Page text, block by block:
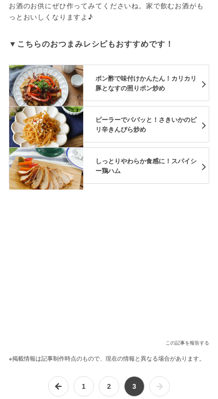
お酒のお供にぜひ作ってみてくださいね。家で飲むお酒がも
っとおいしくなりますよ♪
▼こちらのおつまみレシピもおすすめです！
ポン酢で味付けかんたん！カリカリ
豚となすの照りポン炒め
ピーラーでパパッと！さきいかのピ
リ辛きんぴら炒め
しっとりやわらか食感に！スパイシ
ー鶏ハム
この記事を報告する
※掲載情報は記事制作時点のもので、現在の情報と異なる場合があります。
1 2 3